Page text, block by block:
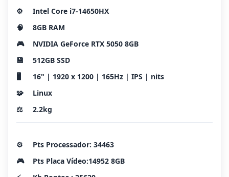
⚙️
Intel Core i7-14650HX
🧠
8GB RAM
🎮
NVIDIA GeForce RTX 5050 8GB
💾
512GB SSD
🖥️
16" | 1920 x 1200 | 165Hz | IPS | nits
🧩
Linux
⚖️
2.2kg
⚙️
Pts Processador: 34463
🎮
Pts Placa Vídeo:14952 8GB